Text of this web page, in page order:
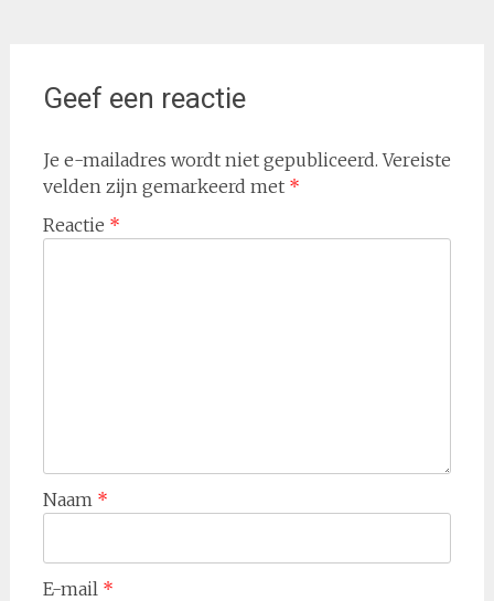
Geef een reactie
Je e-mailadres wordt niet gepubliceerd. Vereiste
velden zijn gemarkeerd met *
Reactie *
Naam *
E-mail *